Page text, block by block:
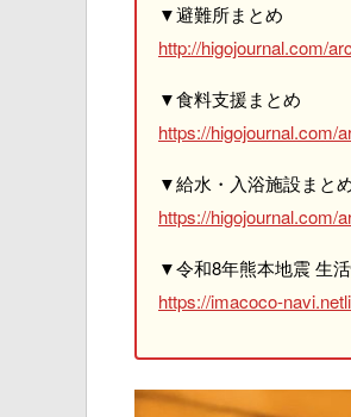
▼避難所まとめ
http://higojournal.com/
▼食料支援まとめ
https://higojournal.com/
▼給水・入浴施設まと
https://higojournal.com/
▼令和8年熊本地震 生
https://imacoco-